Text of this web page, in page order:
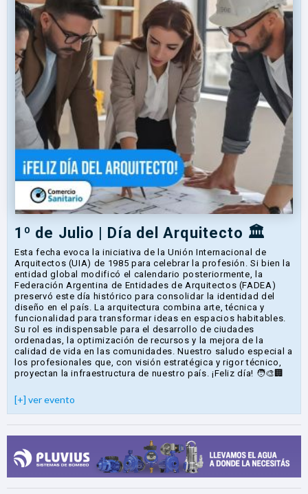
1º de Julio | Día del Arquitecto 🏛️
Esta fecha evoca la iniciativa de la Unión Internacional de
Arquitectos (UIA) de 1985 para celebrar la profesión. Si bien la
entidad global modificó el calendario posteriormente, la
Federación Argentina de Entidades de Arquitectos (FADEA)
preservó este día histórico para consolidar la identidad del
diseño en el país. La arquitectura combina arte, técnica y
funcionalidad para transformar ideas en espacios habitables.
Su rol es indispensable para el desarrollo de ciudades
ordenadas, la optimización de recursos y la mejora de la
calidad de vida en las comunidades. Nuestro saludo especial a
los profesionales que, con visión estratégica y rigor técnico,
proyectan la infraestructura de nuestro país. ¡Feliz día! 🧑‍🎨🏢
[+] ver evento